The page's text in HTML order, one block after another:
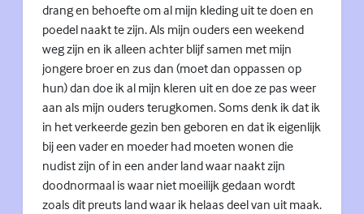
drang en behoefte om al mijn kleding uit te doen en
poedel naakt te zijn. Als mijn ouders een weekend
weg zijn en ik alleen achter blijf samen met mijn
jongere broer en zus dan (moet dan oppassen op
hun) dan doe ik al mijn kleren uit en doe ze pas weer
aan als mijn ouders terugkomen. Soms denk ik dat ik
in het verkeerde gezin ben geboren en dat ik eigenlijk
bij een vader en moeder had moeten wonen die
nudist zijn of in een ander land waar naakt zijn
doodnormaal is waar niet moeilijk gedaan wordt
zoals dit preuts land waar ik helaas deel van uit maak.